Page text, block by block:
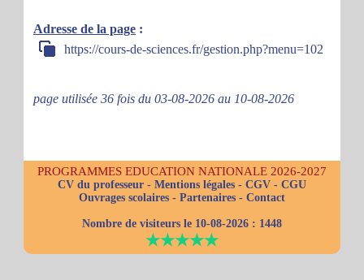
Adresse de la page :
https://cours-de-sciences.fr/gestion.php?menu=102
page utilisée 36 fois du 03-08-2026 au 10-08-2026
PROGRAMMES EDUCATION NATIONALE 2026-2027
CV du professeur - Mentions légales - CGV - CGU
Ouvrages scolaires - Partenaires - Contact
Nombre de visiteurs le 10-08-2026 : 1448
★★★★★